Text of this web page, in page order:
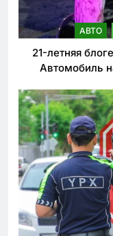
АВТО
21-летняя
Автомобиль